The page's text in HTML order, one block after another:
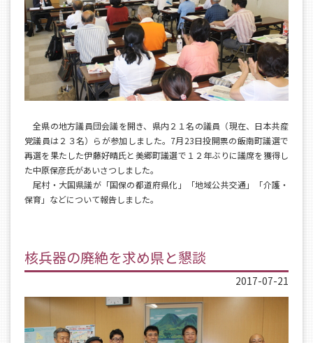
全県の地方議員団会議を開き、県内２１名の議員（現在、日本共産
党議員は２３名）らが参加しました。7月23日投開票の飯南町議選で
再選を果たした伊藤好晴氏と美郷町議選で１２年ぶりに議席を獲得し
た中原保彦氏があいさつしました。
尾村・大国県議が「国保の都道府県化」「地域公共交通」「介護・
保育」などについて報告しました。
核兵器の廃絶を求め県と懇談
2017-07-21